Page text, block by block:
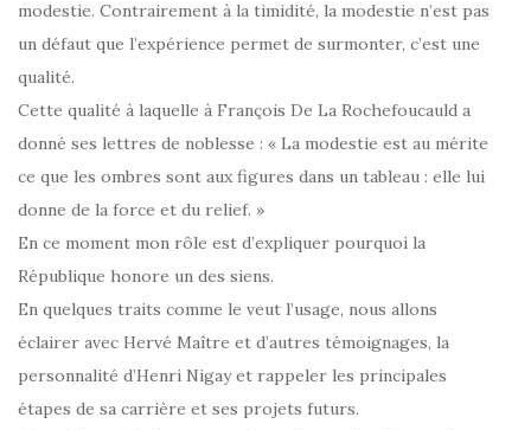
modestie. Contrairement à la timidité, la modestie n’est pas
un défaut que l’expérience permet de surmonter, c’est une
qualité.
Cette qualité à laquelle à François De La Rochefoucauld a
donné ses lettres de noblesse : « La modestie est au mérite
ce que les ombres sont aux figures dans un tableau : elle lui
donne de la force et du relief. »
En ce moment mon rôle est d’expliquer pourquoi la
République honore un des siens.
En quelques traits comme le veut l’usage, nous allons
éclairer avec Hervé Maître et d’autres témoignages, la
personnalité d’Henri Nigay et rappeler les principales
étapes de sa carrière et ses projets futurs.